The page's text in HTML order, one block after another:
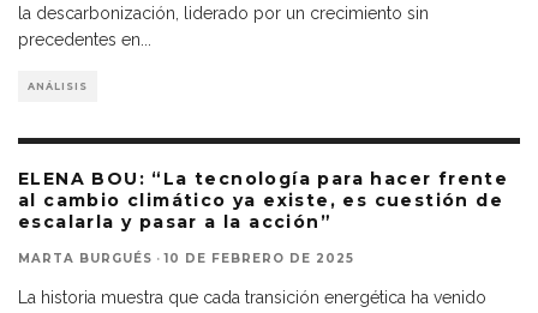
la descarbonización, liderado por un crecimiento sin
precedentes en
ANÁLISIS
ELENA BOU: “La tecnología para hacer frente
al cambio climático ya existe, es cuestión de
escalarla y pasar a la acción”
MARTA BURGUÉS · 10 DE FEBRERO DE 2025
La historia muestra que cada transición energética ha venido